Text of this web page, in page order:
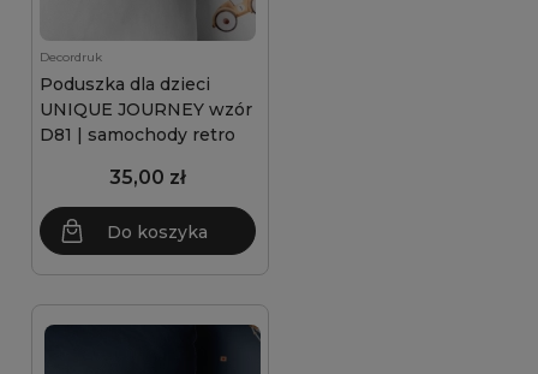
Decordruk
Poduszka dla dzieci
UNIQUE JOURNEY wzór
D81 | samochody retro
35,00 zł
Do koszyka